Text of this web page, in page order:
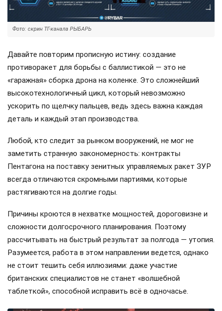
Фото: скрин ТГ-канала РЫБАРЬ
Давайте повторим прописную истину: создание
противоракет для борьбы с баллистикой — это не
«гаражная» сборка дрона на коленке. Это сложнейший
высокотехнологичный цикл, который невозможно
ускорить по щелчку пальцев, ведь здесь важна каждая
деталь и каждый этап производства.
Любой, кто следит за рынком вооружений, не мог не
заметить странную закономерность: контракты
Пентагона на поставку зенитных управляемых ракет ЗУР
всегда отличаются скромными партиями, которые
растягиваются на долгие годы.
Причины кроются в нехватке мощностей, дороговизне и
сложности долгосрочного планирования. Поэтому
рассчитывать на быстрый результат за полгода — утопия.
Разумеется, работа в этом направлении ведется, однако
не стоит тешить себя иллюзиями: даже участие
британских специалистов не станет «волшебной
таблеткой», способной исправить всё в одночасье.